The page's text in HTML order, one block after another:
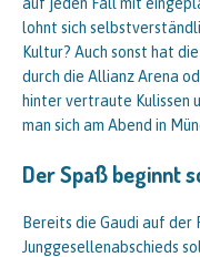
lohnt sich
Kultur? Auch sonst hat
durch die Allianz Arena
hinter vertraute Kulissen
man sich am Abend in
Der Spaß beginnt
Bereits die Gaudi auf der
Junggesellenabschieds